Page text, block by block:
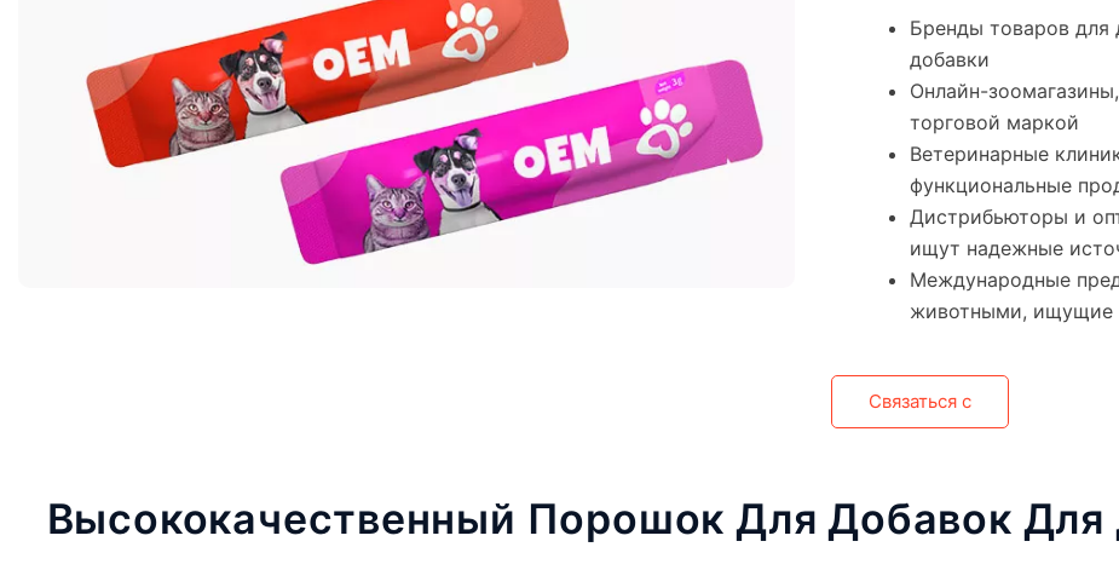
Бренды товаров
добавки
Онлайн-
торговой маркой
Ветеринарные
функциональные
Дистрибьюторы и
ищут надежные
Международные
животными, ищущие
Связаться с
Высококачественный Порошок Для Добавок